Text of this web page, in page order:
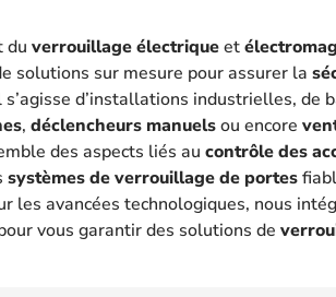
du verrouillage électriqueet
solutions sur mesure pour assurer la
d’installations industrielles, de
, déclencheurs manuelsou encore
des aspects liés au contrôle des
systèmes de verrouillage de portes
les avancées technologiques, nous
vous garantir des solutions de